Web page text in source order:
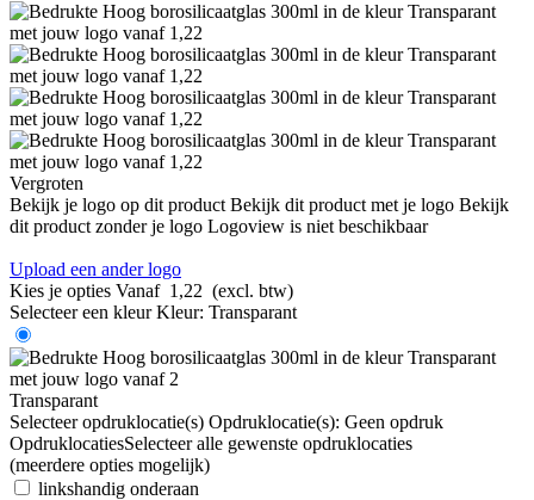
Vergroten
Bekijk je logo op dit product Bekijk dit product met je logo Bekijk
dit product zonder je logo Logoview is niet beschikbaar
Upload een ander logo
Kies je opties Vanaf 1,22 (excl. btw)
Selecteer een kleur Kleur: Transparant
Transparant
Selecteer opdruklocatie(s) Opdruklocatie(s): Geen opdruk
OpdruklocatiesSelecteer alle gewenste opdruklocaties
(meerdere opties mogelijk)
linkshandig onderaan